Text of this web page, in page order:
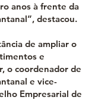
anos à frente da
destacou.
de ampliar o
e
o coordenador de
e vice-
Empresarial de